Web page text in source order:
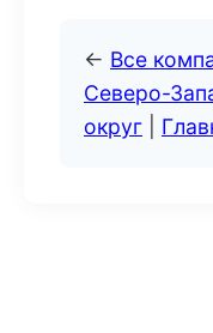
← Все
Северо-
округ